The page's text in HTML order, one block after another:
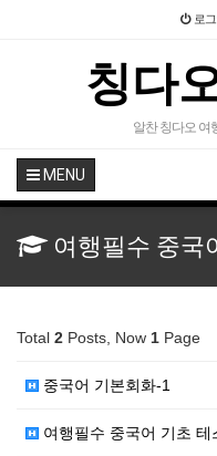
로
칭다
알찬 칭다오 여
MENU
여행필수 중국
Total 2 Posts, Now 1 Page
중국어 기본회화-1
여행필수 중국어 기초 테